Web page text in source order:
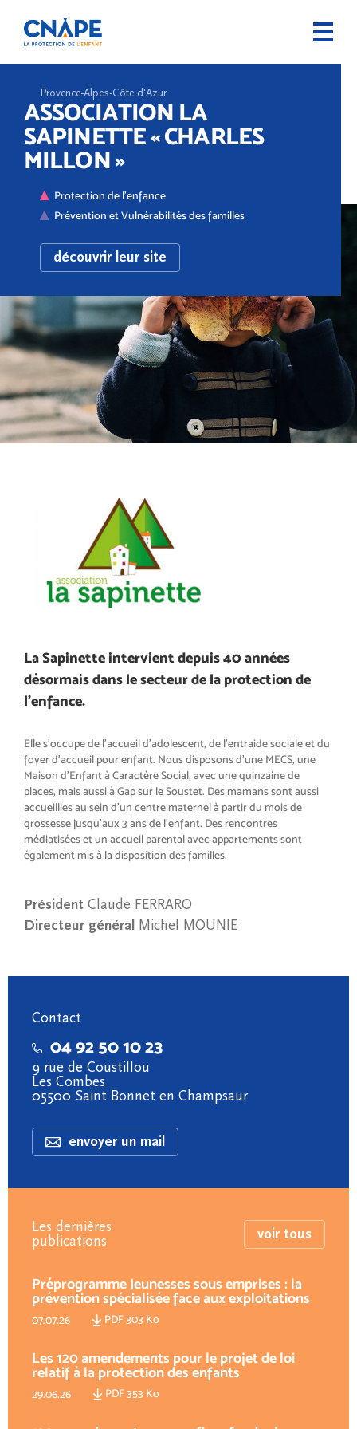
Provence-Alpes-Côte d'Azur
ASSOCIATION LA
SAPINETTE « CHARLES
MILLON »
Protection de l'enfance
Prévention et Vulnérabilités des familles
découvrir leur site
La Sapinette intervient depuis 40 années
désormais dans le secteur de la protection de
l’enfance.
Elle s'occupe de l'accueil d'adolescent, de l'entraide sociale et du
foyer d'accueil pour enfant. Nous disposons d’une MECS, une
Maison d’Enfant à Caractère Social, avec une quinzaine de
places, mais aussi à Gap sur le Soustet. Des mamans sont aussi
accueillies au sein d’un centre maternel à partir du mois de
grossesse jusqu'aux 3 ans de l’enfant. Des rencontres
médiatisées et un accueil parental avec appartements sont
également mis à la disposition des familles.
Président Claude FERRARO
Directeur général Michel MOUNIE
Contact
04 92 50 10 23
9 rue de Coustillou
Les Combes
05500 Saint Bonnet en Champsaur
envoyer un mail
Les dernières
publications
voir tous
Préprogramme Jeunesses sous emprises : la
prévention spécialisée face aux exploitations
07.07.26 PDF 303 Ko
Les 120 amendements pour le projet de loi
relatif à la protection des enfants
29.06.26 PDF 353 Ko